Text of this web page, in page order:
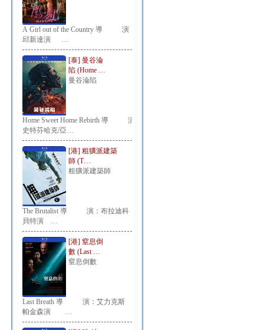
A Girl out of the Country 導 演：
邱新達演 …
[泰] 曼谷淪
陷 (Home …
曼谷淪陷
Home Sweet Home Rebirth 導 演：
史特芬哈克/亞…
[港] 粗獷派建築
師 (T…
粗獷派建築師
The Brutalist 導 演：布拉迪科
貝特演 …
[港] 窒息倒
數 (Last …
窒息倒數
Last Breath 導 演：艾力克斯
帕金森演 …